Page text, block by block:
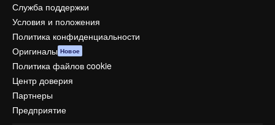
Служба поддержки
Условия и положения
Политика конфиденциальности
Оригиналы Новое
Политика файлов cookie
Центр доверия
Партнеры
Предприятие